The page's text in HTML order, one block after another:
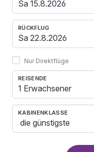
RÜCKFLUG
Nur Direktflüge
REISENDE
1 Erwachsener
KABINENKLASSE